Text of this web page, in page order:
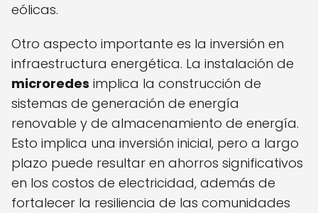
eólicas.
Otro aspecto importante es la inversión en
infraestructura energética. La instalación de
microredes implica la construcción de
sistemas de generación de energía
renovable y de almacenamiento de energía.
Esto implica una inversión inicial, pero a largo
plazo puede resultar en ahorros significativos
en los costos de electricidad, además de
fortalecer la resiliencia de las comunidades